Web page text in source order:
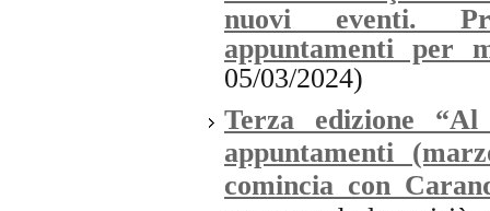
nuovi eventi.
appuntamenti per
05/03/2024)
Terza edizione
appuntamenti
comincia con